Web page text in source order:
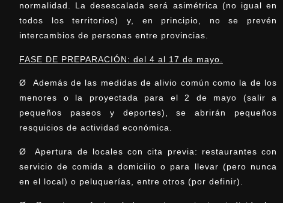
normalidad. La desescalada será asimétrica (no igual en
todos los territorios) y, en principio, no se prevén
intercambios de personas entre provincias.
FASE DE PREPARACIÓN: del 4 al 17 de mayo.
Ø Además de las medidas de alivio común como la de los
menores o la proyectada para el 2 de mayo (salir a
pequeños paseos y deportes), se abrirán pequeños
resquicios de actividad económica.
Ø Apertura de locales con cita previa: restaurantes con
servicio de comida a domicilio o para llevar (pero nunca
en el local) o peluquerías, entre otros (por definir).